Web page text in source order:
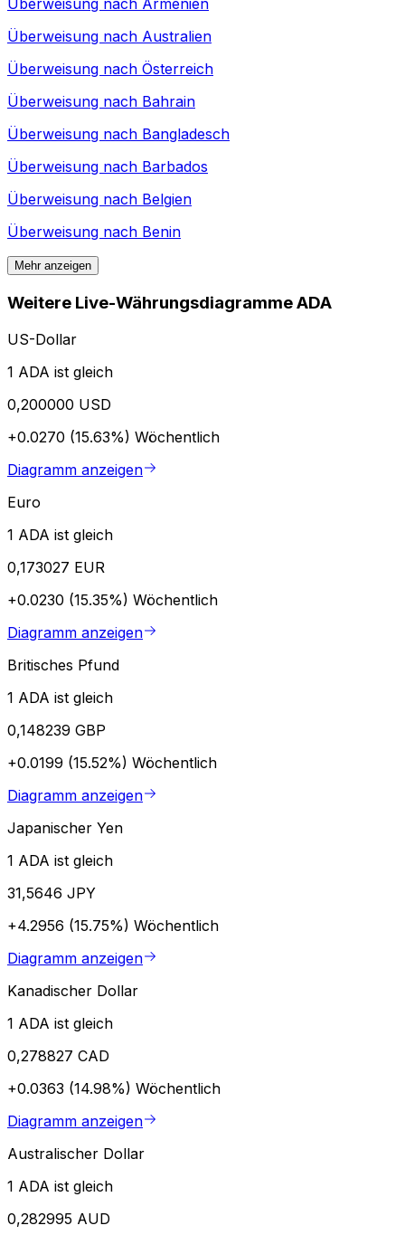
Überweisung nach Armenien
Überweisung nach Australien
Überweisung nach Österreich
Überweisung nach Bahrain
Überweisung nach Bangladesch
Überweisung nach Barbados
Überweisung nach Belgien
Überweisung nach Benin
Mehr anzeigen
Weitere Live-Währungsdiagramme ADA
US-Dollar
1 ADA ist gleich
0,200000 USD
+0.0270 (15.63%) Wöchentlich
Diagramm anzeigen
Euro
1 ADA ist gleich
0,173027 EUR
+0.0230 (15.35%) Wöchentlich
Diagramm anzeigen
Britisches Pfund
1 ADA ist gleich
0,148239 GBP
+0.0199 (15.52%) Wöchentlich
Diagramm anzeigen
Japanischer Yen
1 ADA ist gleich
31,5646 JPY
+4.2956 (15.75%) Wöchentlich
Diagramm anzeigen
Kanadischer Dollar
1 ADA ist gleich
0,278827 CAD
+0.0363 (14.98%) Wöchentlich
Diagramm anzeigen
Australischer Dollar
1 ADA ist gleich
0,282995 AUD